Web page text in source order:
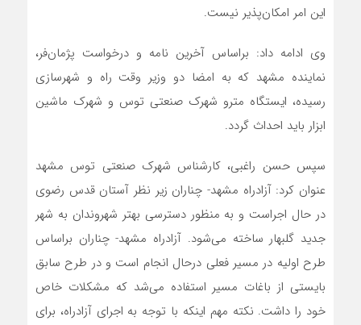
این امر امکان‌پذیر نیست.
وی ادامه داد: براساس آخرین نامه و درخواست پژمان‌فر،
نماینده مشهد که به امضا دو وزیر وقت راه و شهرسازی
رسیده، ایستگاه مترو شهرک صنعتی توس و شهرک ماشین
ابزار باید احداث گردد.
سپس حسن راغبی، کارشناس شهرک صنعتی توس مشهد
عنوان کرد: آزادراه مشهد- چناران زیر نظر آستان قدس رضوی
در حال اجراست و به منظور دسترسی بهتر شهروندان به شهر
جدید گلبهار ساخته می‌شود. آزادراه مشهد- چناران براساس
طرح اولیه در مسیر فعلی درحال انجام است و در طرح سابق
بایستی از باغات مسیر استفاده می‌شد که مشکلات خاص
خود را داشت. نکته مهم اینکه با توجه به اجرای آزادراه، برای